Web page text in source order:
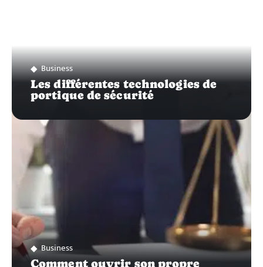
Business
Les différentes technologies de
portique de sécurité
Business
Comment ouvrir son propre